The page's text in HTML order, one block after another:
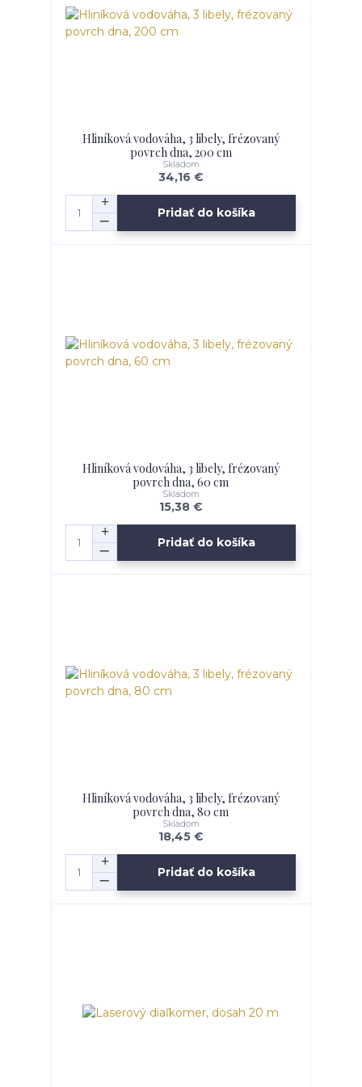
Hliníková vodováha, 3 libely, frézovaný
povrch dna, 200 cm
34,16 €
Skladom
Pridať do košíka
Hliníková vodováha, 3 libely, frézovaný
povrch dna, 60 cm
15,38 €
Skladom
Pridať do košíka
Hliníková vodováha, 3 libely, frézovaný
povrch dna, 80 cm
18,45 €
Skladom
Pridať do košíka